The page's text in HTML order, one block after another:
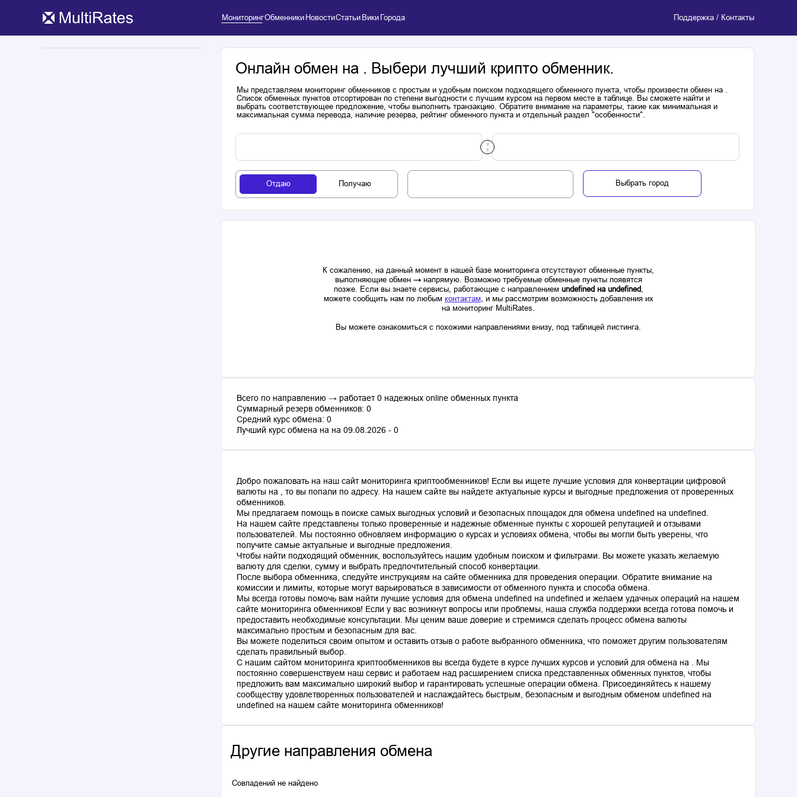
МониторингОбменники НовостиСтатьи Вики Города Поддержка / Контакты
Онлайн обмен на . Выбери лучший крипто обменник.
Мы представляем мониторинг обменников с простым и удобным поиском подходящего обменного пункта, чтобы произвести обмен на .
Список обменных пунктов отсортирован по степени выгодности с лучшим курсом на первом месте в таблице. Вы сможете найти и
выбрать соответствующее предложение, чтобы выполнить транзакцию. Обратите внимание на параметры, такие как минимальная и
максимальная сумма перевода, наличие резерва, рейтинг обменного пункта и отдельный раздел "особенности".
Отдаю Получаю Выбрать город
К сожалению, на данный момент в нашей базе мониторинга отсутствуют обменные пункты,
выполняющие обмен → напрямую. Возможно требуемые обменные пункты появятся
позже. Если вы знаете сервисы, работающие с направлением undefined на undefined,
можете сообщить нам по любым контактам, и мы рассмотрим возможность добавления их
на мониторинг MultiRates.
Вы можете ознакомиться с похожими направлениями внизу, под таблицей листинга.
Всего по направлению → работает 0 надежных online обменных пункта
Суммарный резерв обменников: 0
Средний курс обмена: 0
Лучший курс обмена на на 09.08.2026 - 0
Добро пожаловать на наш сайт мониторинга криптообменников! Если вы ищете лучшие условия для конвертации цифровой
валюты на , то вы попали по адресу. На нашем сайте вы найдете актуальные курсы и выгодные предложения от проверенных
обменников.
Мы предлагаем помощь в поиске самых выгодных условий и безопасных площадок для обмена undefined на undefined.
На нашем сайте представлены только проверенные и надежные обменные пункты с хорошей репутацией и отзывами
пользователей. Мы постоянно обновляем информацию о курсах и условиях обмена, чтобы вы могли быть уверены, что
получите самые актуальные и выгодные предложения.
Чтобы найти подходящий обменник, воспользуйтесь нашим удобным поиском и фильтрами. Вы можете указать желаемую
валюту для сделки, сумму и выбрать предпочтительный способ конвертации.
После выбора обменника, следуйте инструкциям на сайте обменника для проведения операции. Обратите внимание на
комиссии и лимиты, которые могут варьироваться в зависимости от обменного пункта и способа обмена.
Мы всегда готовы помочь вам найти лучшие условия для обмена undefined на undefined и желаем удачных операций на нашем
сайте мониторинга обменников! Если у вас возникнут вопросы или проблемы, наша служба поддержки всегда готова помочь и
предоставить необходимые консультации. Мы ценим ваше доверие и стремимся сделать процесс обмена валюты
максимально простым и безопасным для вас.
Вы можете поделиться своим опытом и оставить отзыв о работе выбранного обменника, что поможет другим пользователям
сделать правильный выбор.
С нашим сайтом мониторинга криптообменников вы всегда будете в курсе лучших курсов и условий для обмена на . Мы
постоянно совершенствуем наш сервис и работаем над расширением списка представленных обменных пунктов, чтобы
предложить вам максимально широкий выбор и гарантировать успешные операции обмена. Присоединяйтесь к нашему
сообществу удовлетворенных пользователей и наслаждайтесь быстрым, безопасным и выгодным обменом undefined на
Другие направления обмена
Совпадений не найдено